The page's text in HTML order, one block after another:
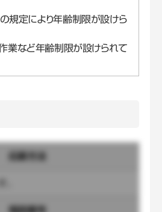
規定により年齢制限が設けら
作業など年齢制限が設けられて